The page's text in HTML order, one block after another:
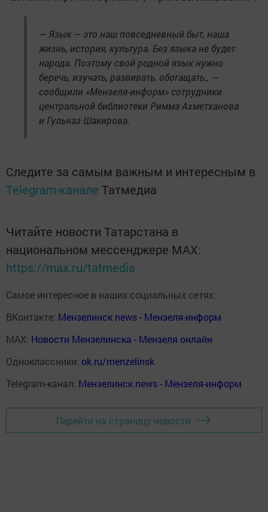
— Язык — это наш повседневный быт, наша
жизнь, история, культура. Без языка не будет
народа. Поэтому свой родной язык нужно
беречь, изучать, развивать, обогащать., —
сообщили «Мензеля-информ» сотрудники
центральной библиотеки Римма Ахметханова
и Гульназ Шакирова.
Следите за самым важным и интересным в
Telegram-канале Татмедиа
Читайте новости Татарстана в
национальном мессенджере MАХ:
https://max.ru/tatmedia
Самое интересное в наших социальных сетях:
ВКонтакте: Мензелинск news - Мензеля-информ
MAX: Новости Мензелинска - Мензеля онлайн
Одноклассники: ok.ru/menzelinsk
Telegram-канал: Мензелинск news - Мензеля-информ
Перейти на страницу новости